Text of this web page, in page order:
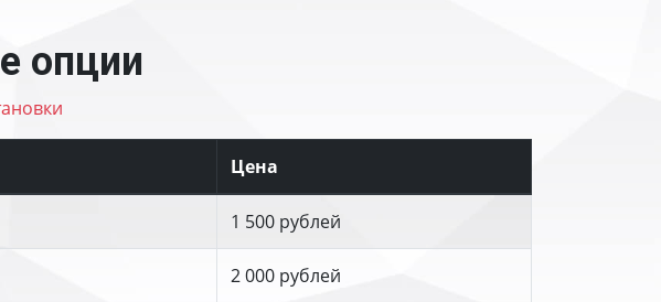
опции
Цена
1 500 рублей
2 000 рублей